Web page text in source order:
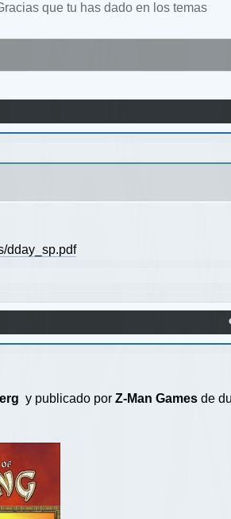
que tu has dado en los temas
dday_sp.pdf
y publicado porZ-Man Games de